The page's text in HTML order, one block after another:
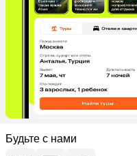
Будьте с нами